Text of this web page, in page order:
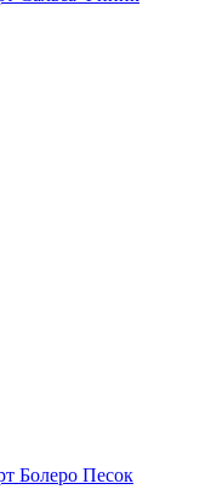
Болеро Песок